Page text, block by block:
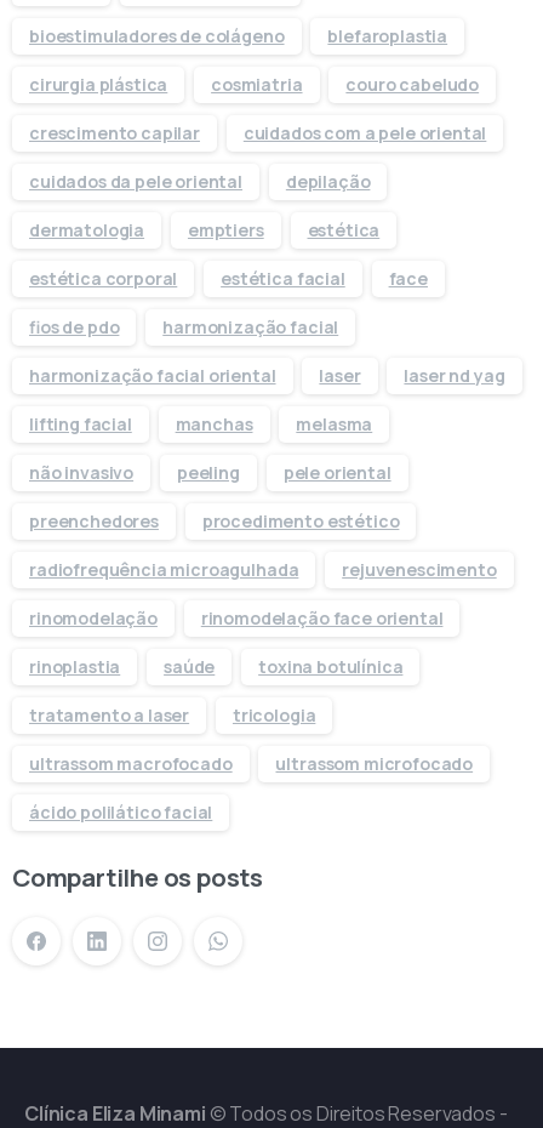
bioestimuladores de colágeno blefaroplastia
cirurgia plástica cosmiatria couro cabeludo
crescimento capilar cuidados com a pele oriental
cuidados da pele oriental depilação
dermatologia emptiers estética
estética corporal estética facial face
fios de pdo harmonização facial
harmonização facial oriental laser laser nd yag
lifting facial manchas melasma
não invasivo peeling pele oriental
preenchedores procedimento estético
radiofrequência microagulhada rejuvenescimento
rinomodelação rinomodelação face oriental
rinoplastia saúde toxina botulínica
tratamento a laser tricologia
ultrassom macrofocado ultrassom microfocado
ácido polilático facial
Compartilhe os posts
Clínica Eliza Minami © Todos os Direitos Reservados -